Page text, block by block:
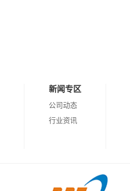
新闻专区
公司动态
行业资讯